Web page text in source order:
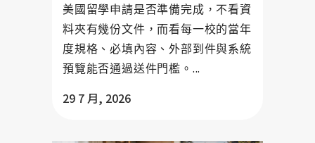
美國留學申請是否準備完成，不看資
料夾有幾份文件，而看每一校的當年
度規格、必填內容、外部到件與系統
預覽能否通過送件門檻。...
29 7 月, 2026